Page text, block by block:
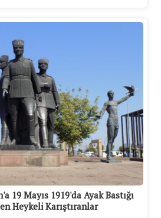
19 Mayıs 1919'da Ayak Bastığı
Heykeli Karıştıranlar